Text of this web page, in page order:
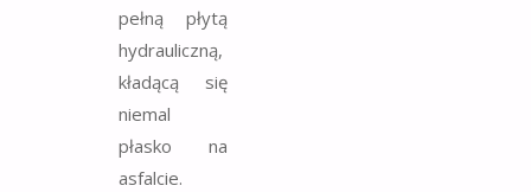
pełną płytą
hydrauliczną,
kładącą się
niemal
płasko na
asfalcie.